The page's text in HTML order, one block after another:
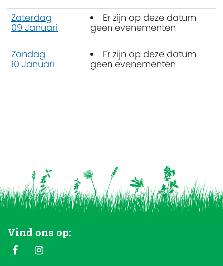
Zaterdag
09 Januari
Er zijn op deze datum
geen evenementen
Zondag
10 Januari
Er zijn op deze datum
geen evenementen
Vind ons op: